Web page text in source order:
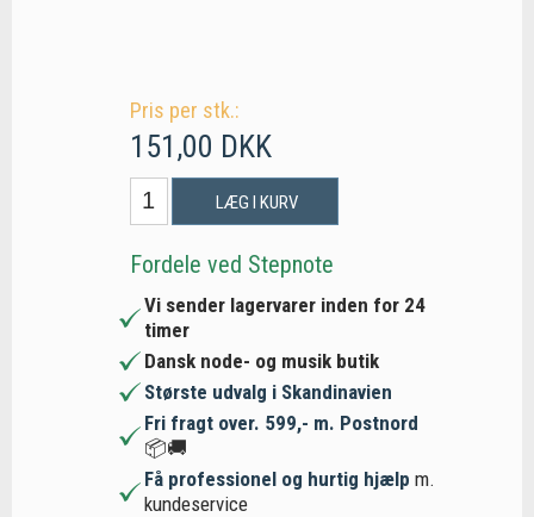
Pris per stk.:
151,00 DKK
LÆG I KURV
Fordele ved Stepnote
Vi sender lagervarer inden for 24
timer
Dansk node- og musik butik
Største udvalg i Skandinavien
Fri fragt over. 599,- m. Postnord
📦🚚
Få professionel og hurtig hjælp m.
kundeservice